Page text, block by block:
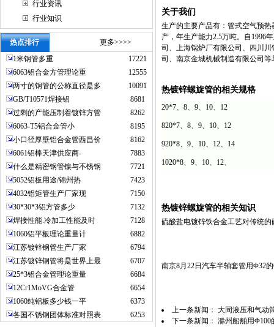
行业资讯
行业知识
热点排行
更多>>>>
1米钢管多重
17221
6063铝合金方管理论重
12555
两寸的钢管的公称直径是多
10091
GB/T10571焊接铝
8681
过剩的产能压制着镀锌方管
8262
6063-T5铝合金管小
8195
小口径厚壁铝合金管西昌价
8162
6061铝棒天津供应商-
7883
什么是精密钢管镍与不锈钢
7721
5052铝板用途/锦州热
7423
4032铝矩管生产厂家现
7150
30*30*3铝方管多少
7132
焊接性能.冷加工性能及时
7128
1060铝平板理论重量计
6882
江苏镀锌钢管生产厂家
6794
江苏镀锌钢管将是世界上最
6707
25*3铝合金管理论重量
6684
12Cr1MoVG合金管
6654
1060纯铝板多少钱一平
6373
各国不锈钢团体标准对照表
6253
关于我们
生产的主要产品有：管式空气预
产，年生产能力2.5万吨。自1996
司、上海锅炉厂有限公司、四川
司、南京金城机械制造有限公司
热镀锌螺旋管的相关规格
20*7、8、9、10、12
820*7、8、9、10、12
920*8、9、10、12、14
1020*8、9、10、12、
热镀锌螺旋管的相关知识
硫酸盐电镀锌铁合金工艺对传统
南京8月22日汽车半轴套管用Φ32
上一条新闻： 大同液压和气动
下一条新闻： 滁州船舶用Φ100